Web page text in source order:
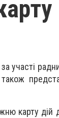
карту дій